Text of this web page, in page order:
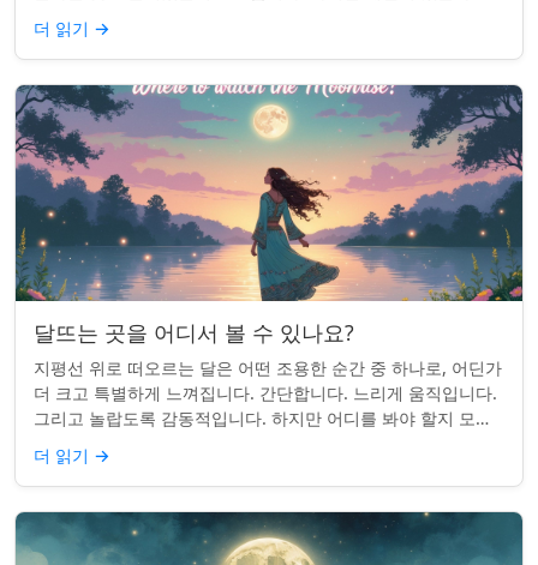
달은 정말 매번 동쪽에서 뜰까요?...
더 읽기 →
달뜨는 곳을 어디서 볼 수 있나요?
지평선 위로 떠오르는 달은 어떤 조용한 순간 중 하나로, 어딘가
더 크고 특별하게 느껴집니다. 간단합니다. 느리게 움직입니다.
그리고 놀랍도록 감동적입니다. 하지만 어디를 봐야 할지 모르
면 잡기 쉽지 않을 수 있습니...
더 읽기 →